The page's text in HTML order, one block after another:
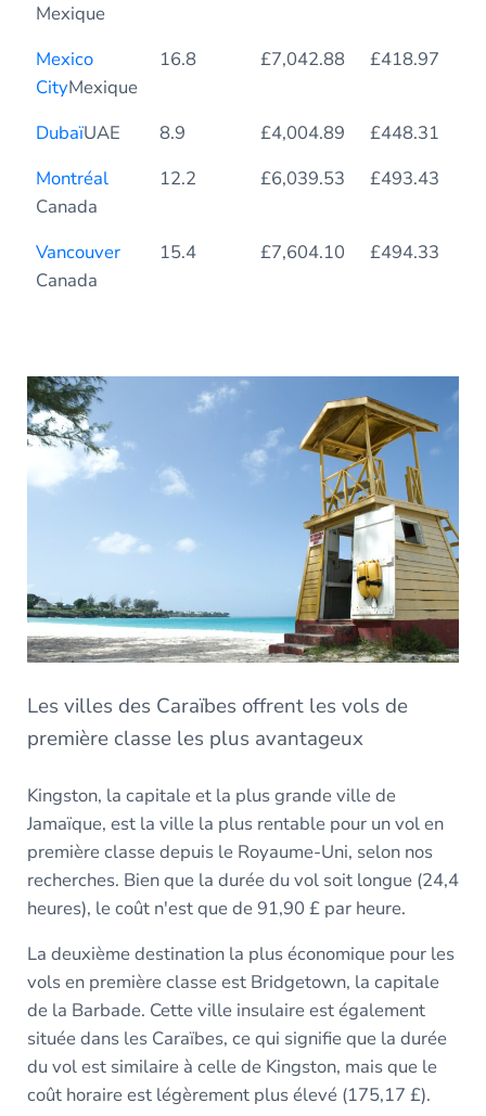
Mexique
Mexico
CityMexique
16.8 £7,042.88 £418.97
DubaïUAE 8.9 £4,004.89
£448.31
Montréal
Canada
12.2 £6,039.53 £493.43
Vancouver
Canada
15.4 £7,604.10 £494.33
Les villes des Caraïbes offrent les vols de
première classe les plus avantageux
Kingston, la capitale et la plus grande ville de
Jamaïque, est la ville la plus rentable pour un vol en
première classe depuis le Royaume-Uni, selon nos
recherches. Bien que la durée du vol soit longue (24,4
heures), le coût n'est que de 91,90 £ par heure.
La deuxième destination la plus économique pour les
vols en première classe est Bridgetown, la capitale
de la Barbade. Cette ville insulaire est également
située dans les Caraïbes, ce qui signifie que la durée
du vol est similaire à celle de Kingston, mais que le
coût horaire est légèrement plus élevé (175,17 £).